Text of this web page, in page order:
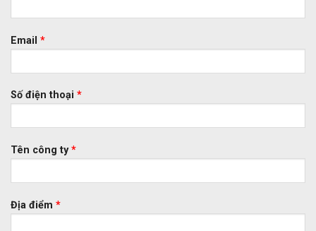
Email *
Số điện thoại *
Tên công ty*
Địa điểm *